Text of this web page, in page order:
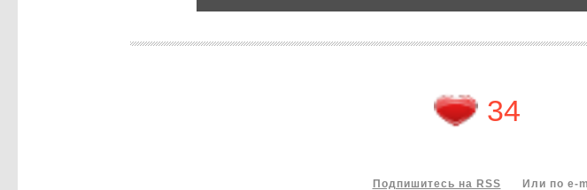
34
Подпишитесь на RSS Или по e-